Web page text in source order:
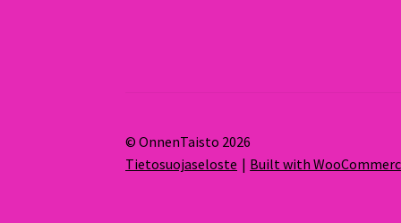
© OnnenTaisto 2026
Tietosuojaseloste
Built with